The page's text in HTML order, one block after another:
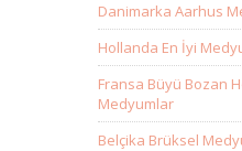
Danimarka Aarhus
Hollanda En İyi
Fransa Büyü Bozan
Medyumlar
Belçika Brüksel